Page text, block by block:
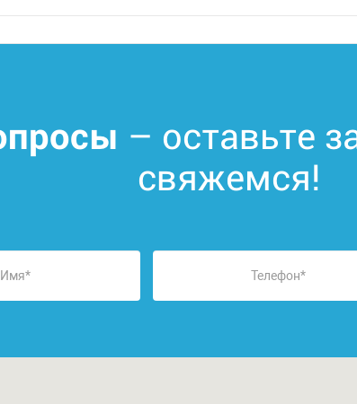
– оставьте
свяжемся!